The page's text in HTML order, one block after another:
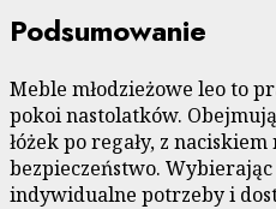
Podsumowanie
Meble młodzieżowe leo to
pokoi nastolatków.
łóżek po regały, z naciskiem
bezpieczeństwo.
indywidualne potrzeby i